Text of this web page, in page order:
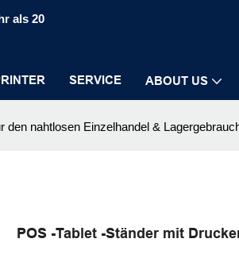
als 20
SERVICE ABOUT US
den nahtlosen Einzelhandel &
POS -Tablet -Ständer mit